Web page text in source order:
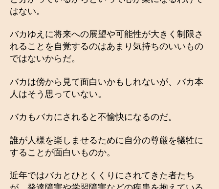
はない。
バカゆえに将来への展望や可能性が大きく制限さ
れることを自覚するのはあまり気持ちのいいもの
ではないからだ。
バカは傍から見て面白いかもしれないが、バカ本
人はそう思っていない。
バカもバカにされると不愉快になるのだ。
誰が人様を楽しませるために自分の尊厳を犠牲に
することが面白いものか。
近年ではバカとひとくくりにされてきた者たち